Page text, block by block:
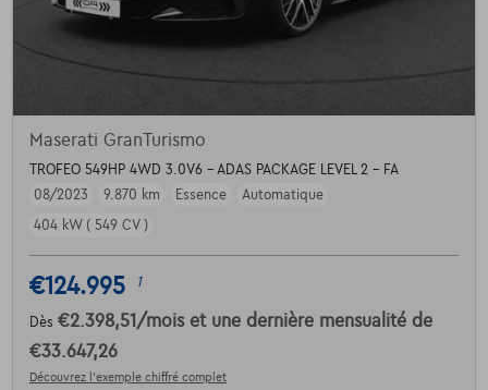
Maserati GranTurismo
TROFEO 549HP 4WD 3.0V6 - ADAS PACKAGE LEVEL 2 - FA
08/2023
9.870 km Essence
Automatique
404 kW ( 549 CV )
€124.995 1
Dès €2.398,51 /mois et une dernière mensualité de
€33.647,26
Découvrez l’exemple chiffré complet